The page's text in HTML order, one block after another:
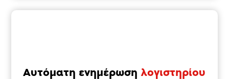
Αυτόματη ενημέρωση λογιστηρίου